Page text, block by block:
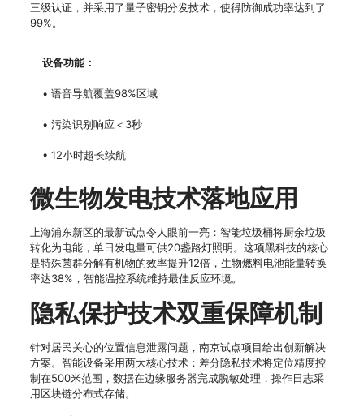
三级认证，并采用了量子密钥分发技术，使得防御成功率达到了
99%。
设备功能：
• 语音导航覆盖98%区域
• 污染识别响应＜3秒
• 12小时超长续航
微生物发电技术落地应用
上海浦东新区的最新试点令人眼前一亮：智能垃圾桶将厨余垃圾
转化为电能，单日发电量可供20盏路灯照明。这项黑科技的核心
是特殊菌群分解有机物的效率提升12倍，生物燃料电池能量转换
率达38%，智能温控系统维持最佳反应环境。
隐私保护技术双重保障机制
针对居民关心的位置信息泄露问题，南京试点项目给出创新解决
方案。智能设备采用两大核心技术：差分隐私技术将定位精度控
制在500米范围，数据在边缘服务器完成脱敏处理，操作日志采
用区块链分布式存储。